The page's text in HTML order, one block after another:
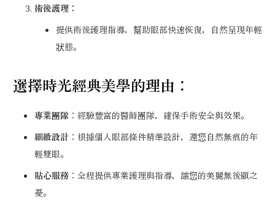
術後護理：
提供術後護理指導，幫助眼部快速恢復，自然呈現年輕
狀態。
選擇時光經典美學的理由：
專業團隊 ：經驗豐富的醫師團隊，確保手術安全與效果。
細緻設計 ：根據個人眼部條件精準設計，還您自然無痕的年
輕雙眼。
貼心服務 ：全程提供專業護理與指導，讓您的美麗無後顧之
憂。